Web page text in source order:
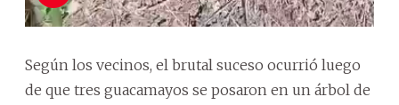
Según los vecinos, el brutal suceso ocurrió luego
de que tres guacamayos se posaron en un árbol de